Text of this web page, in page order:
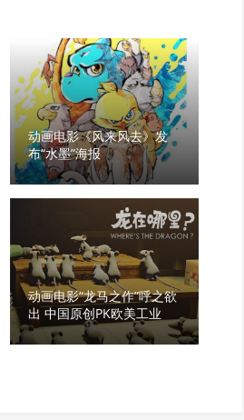
动画电影《风来风去》发
布“水墨”海报
动画电影“龙马之作”呼之欲
出 中国原创PK欧美工业